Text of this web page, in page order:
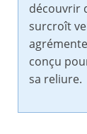
découvrir
surcroît
conçu
sa reliure.